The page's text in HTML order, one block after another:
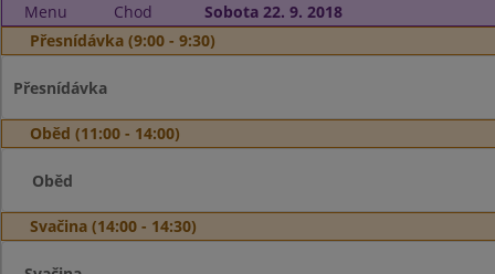
Menu Chod
Sobota 22. 9. 2018
Přesnídávka (9:00 - 9:30)
Přesnídávka
Oběd (11:00 - 14:00)
Oběd
Svačina (14:00 - 14:30)